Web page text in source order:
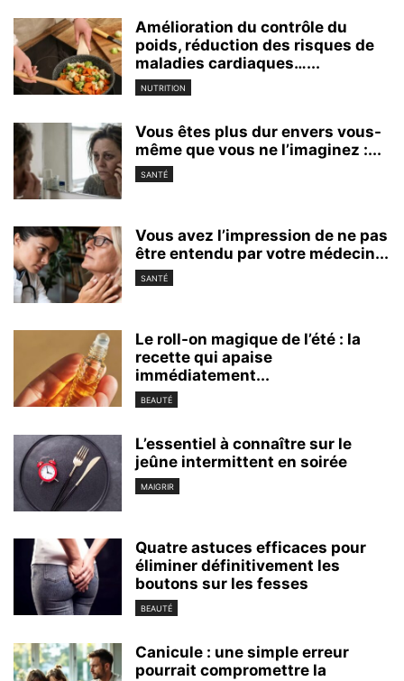
Amélioration du contrôle du
poids, réduction des risques de
maladies cardiaques…...
NUTRITION
Vous êtes plus dur envers vous-
même que vous ne l’imaginez :...
SANTÉ
Vous avez l’impression de ne pas
être entendu par votre médecin...
SANTÉ
Le roll-on magique de l’été : la
recette qui apaise
immédiatement...
BEAUTÉ
L’essentiel à connaître sur le
jeûne intermittent en soirée
MAIGRIR
Quatre astuces efficaces pour
éliminer définitivement les
boutons sur les fesses
BEAUTÉ
Canicule : une simple erreur
pourrait compromettre la